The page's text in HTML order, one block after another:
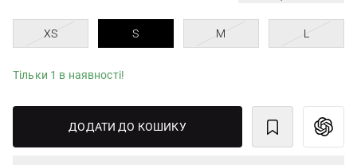
XS S M L
Тільки 1 в наявності!
ДОДАТИ ДО КОШИКУ